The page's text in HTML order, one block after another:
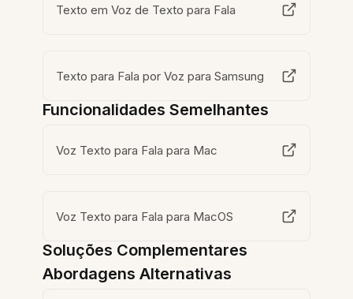
Texto em Voz de Texto para Fala
Texto para Fala por Voz para Samsung
Funcionalidades Semelhantes
Voz Texto para Fala para Mac
Voz Texto para Fala para MacOS
Soluções Complementares
Abordagens Alternativas